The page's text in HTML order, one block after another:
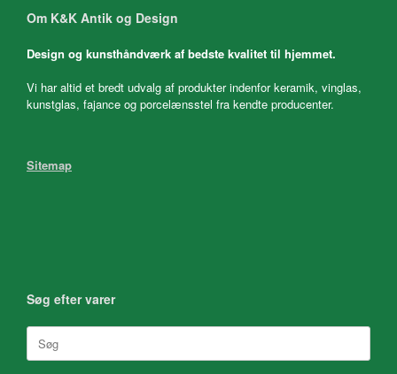
Om K&K Antik og Design
Design og kunsthåndværk af bedste kvalitet til hjemmet.
Vi har altid et bredt udvalg af produkter indenfor keramik, vinglas,
kunstglas, fajance og porcelænsstel fra kendte producenter.
Sitemap
Søg efter varer
efter: